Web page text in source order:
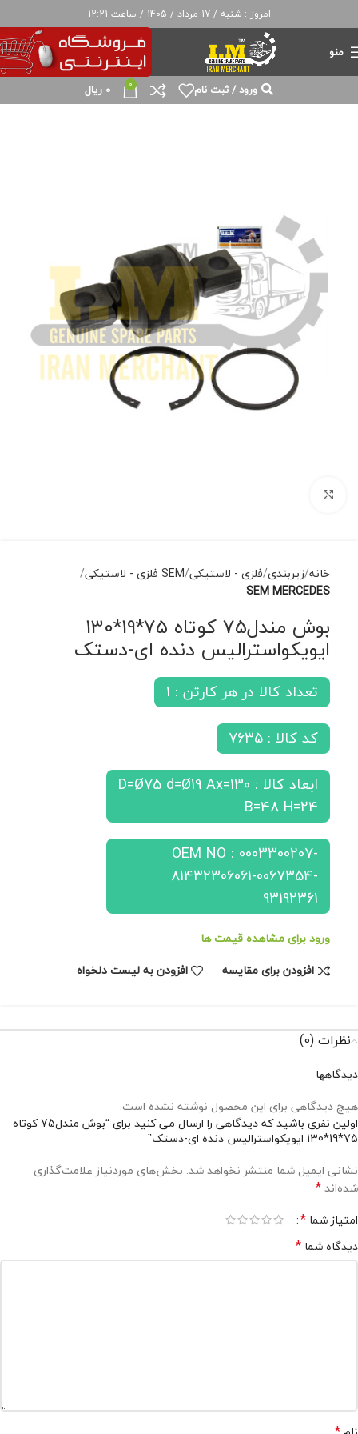
امروز : شنبه / 17 مرداد / 1405 / ساعت 12:21
منو
ورود / ثبت نام 0
0 ریال
خانه زیربندی فلزی - لاستیکی SEM فلزی - لاستیکی
SEM MERCEDES
بوش مندل75 کوتاه 75*19*130
ایویکواسترالیس دنده ای-دستک
تعداد کالا در هر کارتن : 1
کد کالا : 7635
ابعاد کالا : D=Ø75 d=Ø19 Ax=130
B=48 H=24
OEM NO : 0003300207-
81432306061-0067354-
93192361
ورود برای مشاهده قیمت ها
افزودن برای مقایسه
افزودن به لیست دلخواه
نظرات (0)
دیدگاهها
هیچ دیدگاهی برای این محصول نوشته نشده است.
اولین نفری باشید که دیدگاهی را ارسال می کنید برای “بوش مندل75 کوتاه
75*19*130 ایویکواسترالیس دنده ای-دستک”
نشانی ایمیل شما منتشر نخواهد شد. بخش‌های موردنیاز علامت‌گذاری
شده‌اند*
امتیاز شما *
دیدگاه شما *